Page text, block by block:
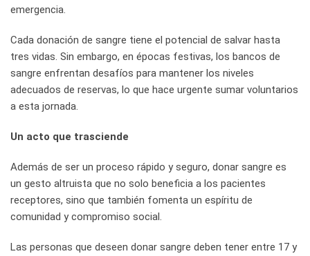
emergencia.
Cada donación de sangre tiene el potencial de salvar hasta
tres vidas. Sin embargo, en épocas festivas, los bancos de
sangre enfrentan desafíos para mantener los niveles
adecuados de reservas, lo que hace urgente sumar voluntarios
a esta jornada.
Un acto que trasciende
Además de ser un proceso rápido y seguro, donar sangre es
un gesto altruista que no solo beneficia a los pacientes
receptores, sino que también fomenta un espíritu de
comunidad y compromiso social.
Las personas que deseen donar sangre deben tener entre 17 y